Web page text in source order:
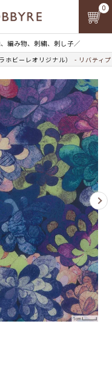
編み物、刺繍、刺し子／
0
ホビーレオリジナル） リバティ